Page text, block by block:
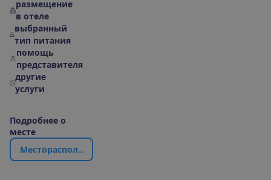
размещение
в отеле
выбранный
тип питания
помощь
представителя
другие
услуги
Подробнее о
месте
Месторасполож